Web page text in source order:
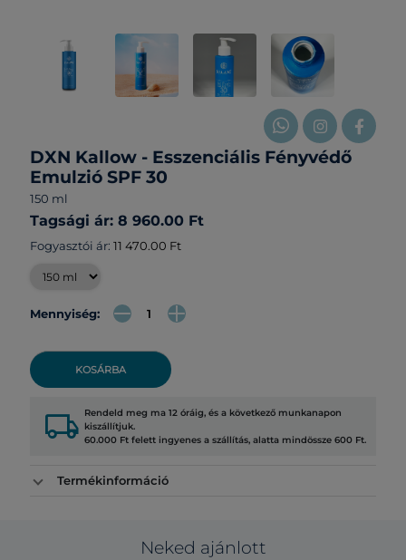
DXN Kallow - Esszenciális Fényvédő
Emulzió SPF 30
150 ml
Tagsági ár: 8 960.00 Ft
Fogyasztói ár: 11 470.00 Ft
Mennyiség:
KOSÁRBA
local_shipping Rendeld meg ma 12 óráig, és a következő munkanapon
kiszállítjuk.
60.000 Ft felett ingyenes a szállítás, alatta mindössze 600 Ft.
Termékinformáció
Neked ajánlott